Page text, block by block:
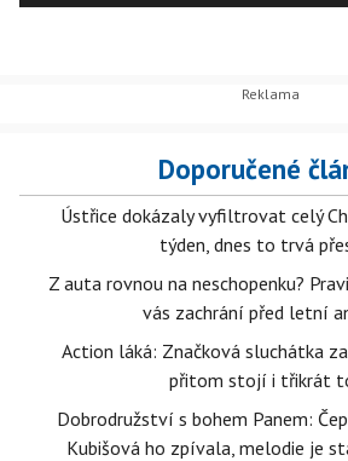
Doporučené
Ústřice dokázaly vyfiltrovat celý
týden, dnes to trvá
Z auta rovnou na neschopenku?
vás zachrání před letní
Action láká: Značková sluchátka
přitom stojí i třikrát
Dobrodružství s bohem Panem:
Kubišová ho zpívala, melodie je